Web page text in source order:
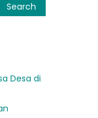
Search
Desa di